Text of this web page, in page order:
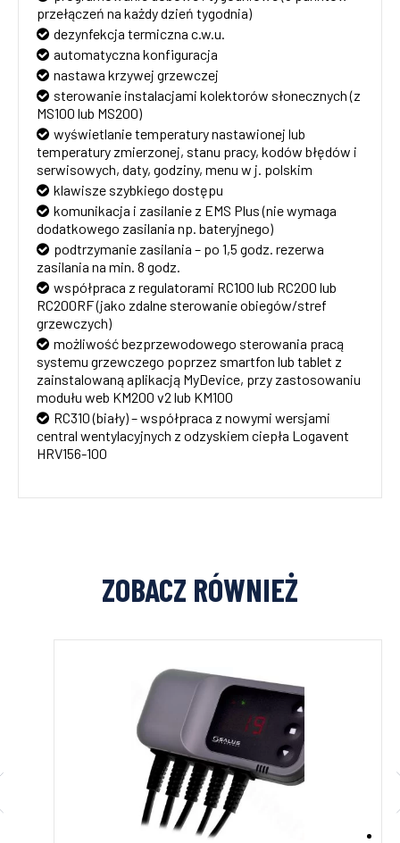
przełączeń na każdy dzień tygodnia)
dezynfekcja termiczna c.w.u.
automatyczna konfiguracja
nastawa krzywej grzewczej
sterowanie instalacjami kolektorów słonecznych (z
MS100 lub MS200)
wyświetlanie temperatury nastawionej lub
temperatury zmierzonej, stanu pracy, kodów błędów i
serwisowych, daty, godziny, menu w j. polskim
klawisze szybkiego dostępu
komunikacja i zasilanie z EMS Plus (nie wymaga
dodatkowego zasilania np. bateryjnego)
podtrzymanie zasilania – po 1,5 godz. rezerwa
zasilania na min. 8 godz.
współpraca z regulatorami RC100 lub RC200 lub
RC200RF (jako zdalne sterowanie obiegów/stref
grzewczych)
możliwość bezprzewodowego sterowania pracą
systemu grzewczego poprzez smartfon lub tablet z
zainstalowaną aplikacją MyDevice, przy zastosowaniu
modułu web KM200 v2 lub KM100
RC310 (biały) – współpraca z nowymi wersjami
central wentylacyjnych z odzyskiem ciepła Logavent
HRV156-100
ZOBACZ RÓWNIEŻ